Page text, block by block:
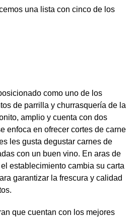
una lista con cinco de los
como uno de los
de parrilla y churrasquería de la
amplio y cuenta con dos
enfoca en ofrecer cortes de carne
les gusta degustar carnes de
con un buen vino. En aras de
establecimiento cambia su carta
garantizar la frescura y calidad
que cuentan con los mejores